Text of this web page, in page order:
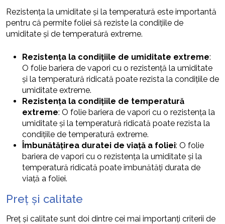
Rezistența la umiditate și la temperatură este importantă
pentru că permite foliei să reziste la condițiile de
umiditate și de temperatură extreme.
Rezistența la condițiile de umiditate extreme:
O folie bariera de vapori cu o rezistență la umiditate
și la temperatură ridicată poate rezista la condițiile de
umiditate extreme.
Rezistența la condițiile de temperatură
extreme: O folie bariera de vapori cu o rezistența la
umiditate și la temperatură ridicată poate rezista la
condițiile de temperatură extreme.
Îmbunătățirea duratei de viață a foliei: O folie
bariera de vapori cu o rezistența la umiditate și la
temperatură ridicată poate îmbunătăți durata de
viață a foliei.
Preț și calitate
Preț și calitate sunt doi dintre cei mai importanți criterii de